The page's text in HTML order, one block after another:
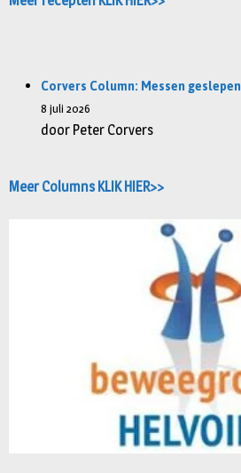
Corvers Column: Messen geslepen
8 juli 2026
door Peter Corvers
Meer Columns KLIK HIER>>